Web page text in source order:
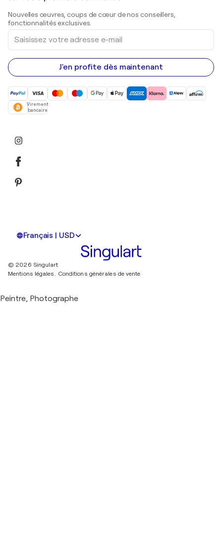
Peintures acryliques
Nouvelles œuvres, coups de cœur de nos conseillers,
fonctionnalités exclusives.
Saisissez
votre
adresse
e-
mail
J'en profite dès maintenant
Virement
bancaire
Français | USD
© 2026 Singulart
Mentions légales. Conditions générales de vente
Peintre, Photographe